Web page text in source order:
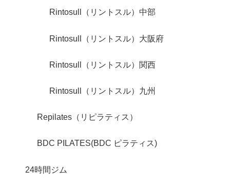
Rintosull（リントスル）中部
Rintosull（リントスル）大阪府
Rintosull（リントスル）関西
Rintosull（リントスル）九州
Repilates（リピラティス）
BDC PILATES(BDC ピラティス)
24時間ジム